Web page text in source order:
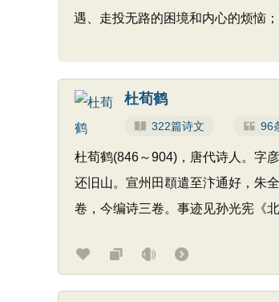
遇、走投无路的困境和内心的烦恼
杜荀鹤
322篇诗文 96
杜荀鹤(846～904)，唐代诗人。字
还旧山。宣州田頵遣至汴通好，朱
卷，今编诗三卷。事迹见孙光宪《